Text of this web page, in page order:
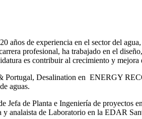
años de experiencia en el sector del
profesional, ha trabajado en el
es contribuir al crecimiento y
Portugal, Desalination en ENERGY
aguas.
Jefa de Planta e Ingeniería de
analaista de Laboratorio en la EDAR